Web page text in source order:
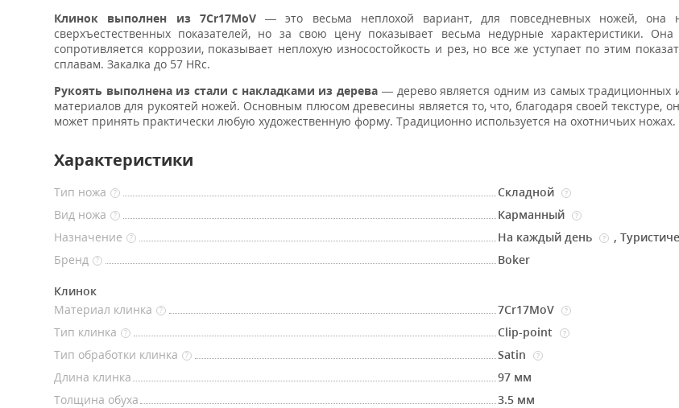
Клинок выполнен из 7Cr17MoV— это весьма неплохой вариант, для повседневных ножей, она
сверхъестественных показателей, но за свою цену показывает весьма недурные характеристики.
сопротивляется коррозии, показывает неплохую износостойкость и рез, но все же уступает по этим
сплавам. Закалка до 57 HRc.
Рукоять выполнена из стали с накладками из дерева — дерево является одним из самых традиционных
материалов для рукоятей ножей. Основным плюсом древесины является то, что, благодаря своей текстуре,
может принять практически любую художественную форму. Традиционно используется на охотничьих ножах.
Характеристики
Тип ножа ? Складной ?
Вид ножа ? Карманный ?
Назначение ? На каждый день ? ,
Бренд ? Boker
Клинок
Материал клинка
? 7Cr17MoV ?
Тип клинка ? Clip-point ?
Тип обработки клинка ? Satin ?
Длина клинка
97 мм
Толщина обуха
3.5 мм